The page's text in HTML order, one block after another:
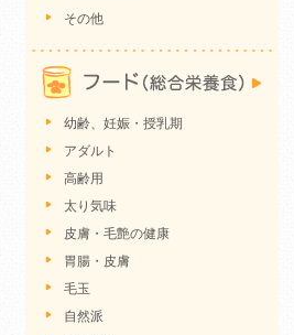
その他
幼齢、妊娠・授乳期
アダルト
高齢用
太り気味
皮膚・毛艶の健康
胃腸・皮膚
毛玉
自然派